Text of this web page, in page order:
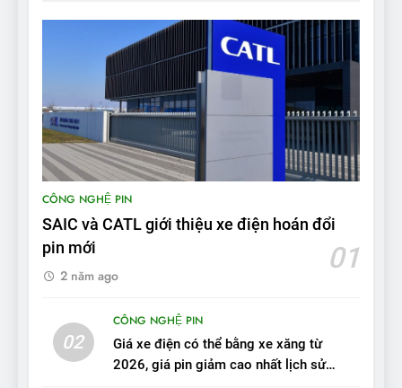
Bài kiểm tra của Mỹ về đối
thủ Tesla Model 3 của BYD:
‘Nó sang trọng hơn nhiều’
ĐÁNH GIÁ XE
9
BYD Seal 06 DM-i PHEV có
chất lượng tương xứng
ĐÁNH GIÁ XE
10
VinFast VF 7 tấm tắc: “Hơn
hẳn xe xăng”
ĐÁNH GIÁ XE
CÔNG NGHỆ PIN
SAIC và CATL giới thiệu xe điện hoán đổi
pin mới
01
2 năm ago
02
CÔNG NGHỆ PIN
Giá xe điện có thể bằng xe xăng từ
2026, giá pin giảm cao nhất lịch sử